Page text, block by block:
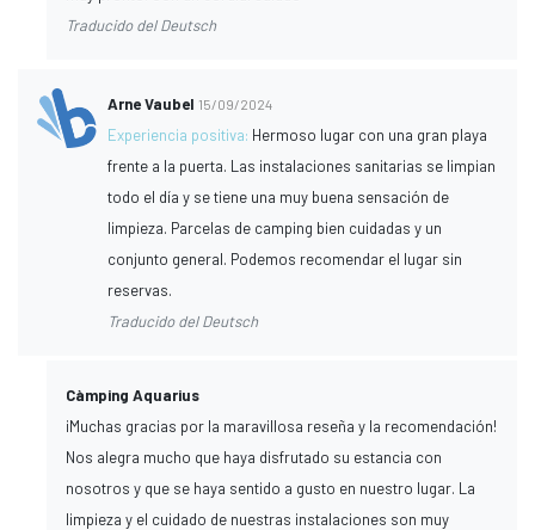
Traducido del Deutsch
Arne Vaubel 15/09/2024
Experiencia positiva: Hermoso lugar con una gran playa
frente a la puerta. Las instalaciones sanitarias se limpian
todo el día y se tiene una muy buena sensación de
limpieza. Parcelas de camping bien cuidadas y un
conjunto general. Podemos recomendar el lugar sin
reservas.
Traducido del Deutsch
Càmping Aquarius
¡Muchas gracias por la maravillosa reseña y la recomendación!
Nos alegra mucho que haya disfrutado su estancia con
nosotros y que se haya sentido a gusto en nuestro lugar. La
limpieza y el cuidado de nuestras instalaciones son muy